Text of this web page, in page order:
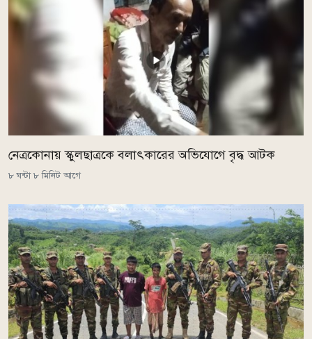
নেত্রকোনায় স্কুলছাত্রকে বলাৎকারের অভিযোগে বৃদ্ধ আটক
৮ ঘন্টা ৮ মিনিট আগে